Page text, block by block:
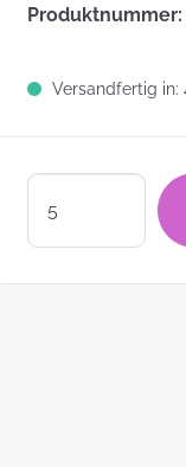
zu
zum
Produktnummer:
Versandfertig in: